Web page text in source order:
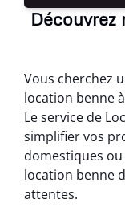
Découvrez
Vous cherchez
location benne
Le service de
simplifier vos
domestiques
location benne
attentes.